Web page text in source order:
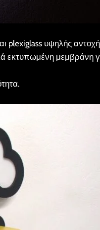
plexiglass υψηλής
εκτυπωμένη μεμβράνη